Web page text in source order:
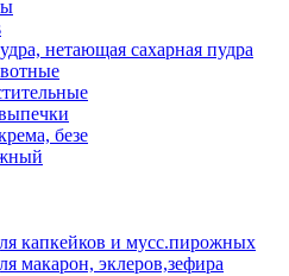
нетающая сахарная пудра
безе
капкейков и мусс.пирожных
макарон, эклеров,зефира